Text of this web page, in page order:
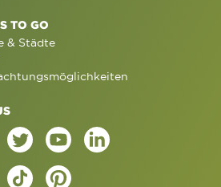
TO GO
& Städte